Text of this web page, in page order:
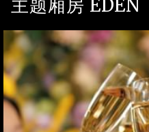
主题厢房 EDEN